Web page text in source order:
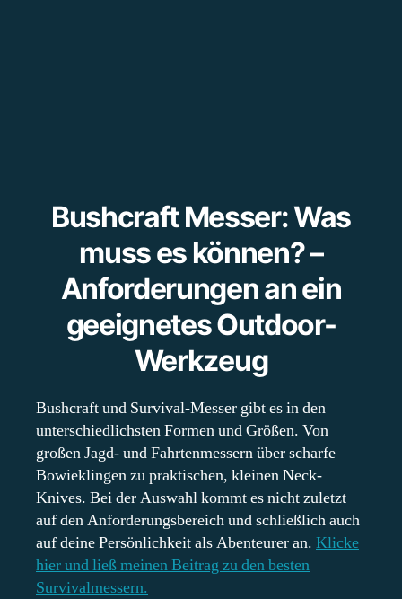
Bushcraft Messer: Was
muss es können? –
Anforderungen an ein
geeignetes Outdoor-
Werkzeug
Bushcraft und Survival-Messer gibt es in den
unterschiedlichsten Formen und Größen. Von
großen Jagd- und Fahrtenmessern über scharfe
Bowieklingen zu praktischen, kleinen Neck-
Knives. Bei der Auswahl kommt es nicht zuletzt
auf den Anforderungsbereich und schließlich auch
auf deine Persönlichkeit als Abenteurer an. Klicke
hier und ließ meinen Beitrag zu den besten
Survivalmessern.